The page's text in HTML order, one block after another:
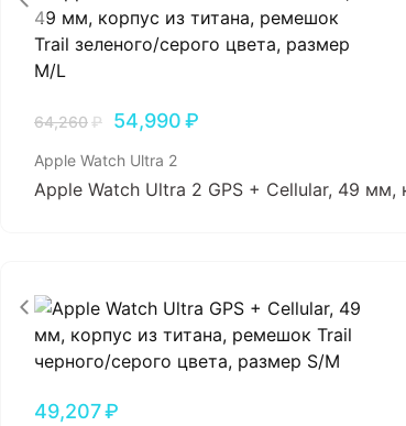
64,260₽ 54,990₽
Apple Watch Ultra 2
Apple Watch Ultra 2 GPS + Cellular, 49 мм,
49,207₽